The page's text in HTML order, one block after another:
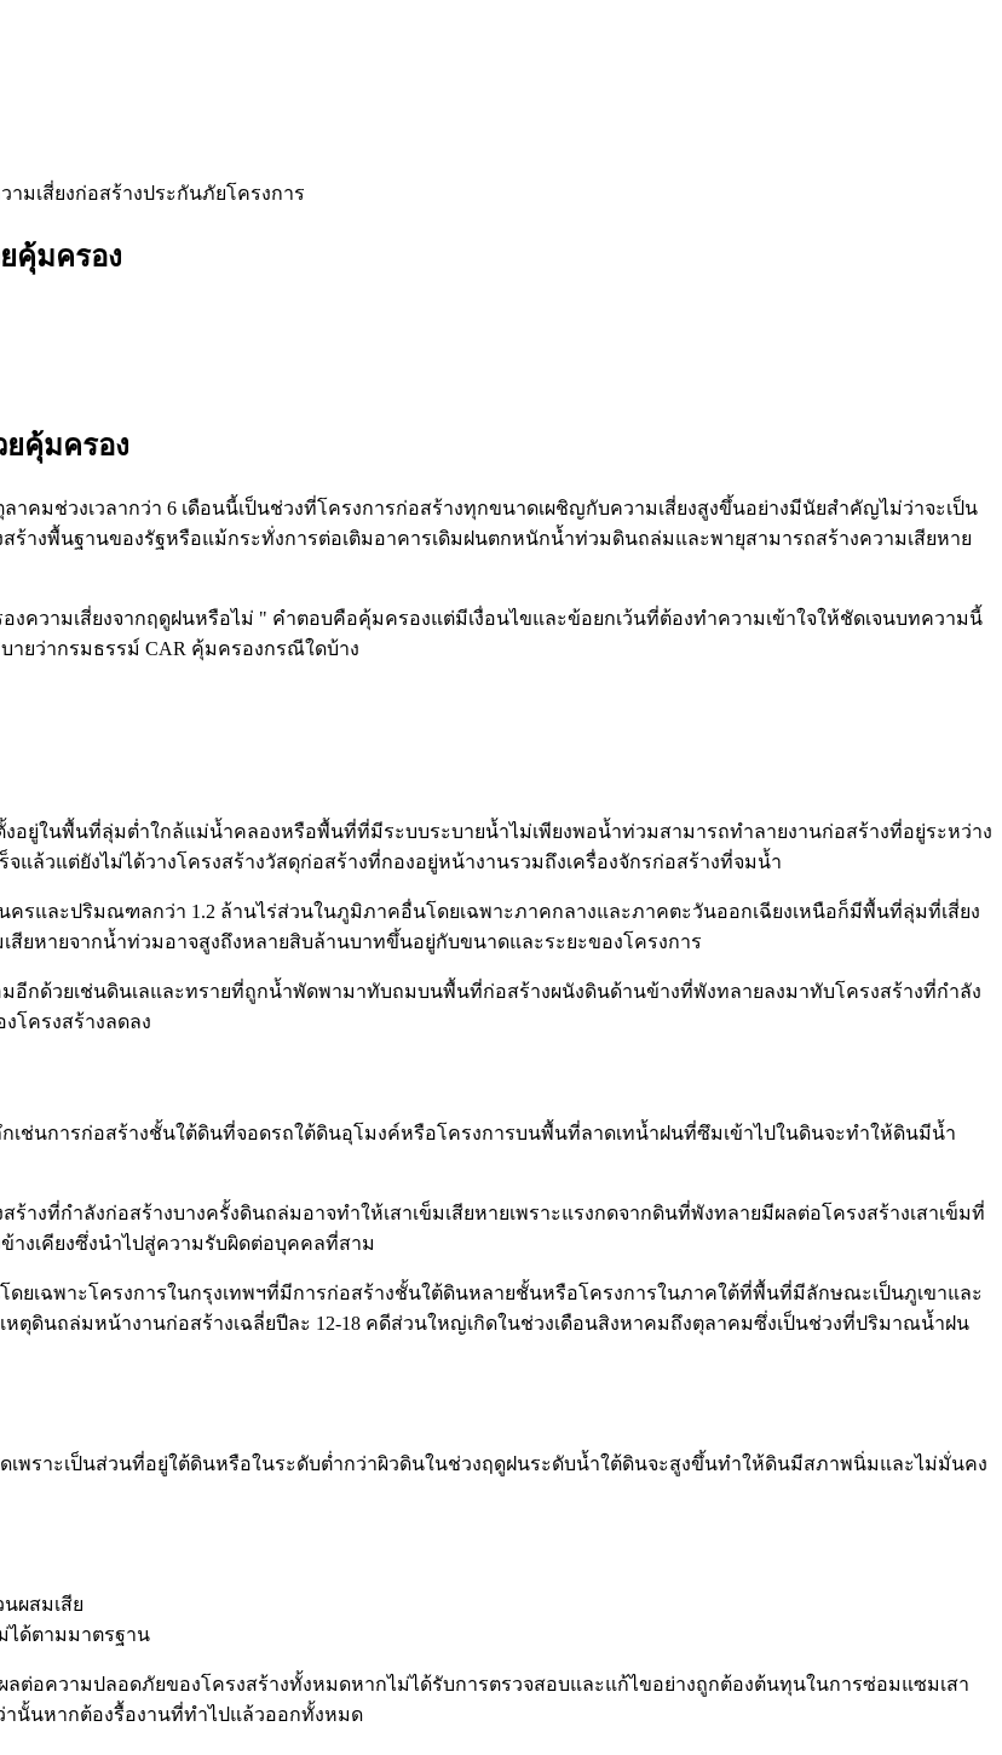
ามเสี่ยงก่อสร้างประกันภัยโครงการ
คุ้มครอง
ยคุ้มครอง
คมช่วงเวลากว่า 6 เดือนนี้เป็นช่วงที่โครงการก่อสร้างทุกขนาดเผชิญกับความเสี่ยงสูงขึ้นอย่างมีนัยสำคัญไม่ว่าจะเป็น
างพื้นฐานของรัฐหรือแม้กระทั่งการต่อเติมอาคารเดิมฝนตกหนักน้ำท่วมดินถล่มและพายุสามารถสร้างความเสียหาย
ความเสี่ยงจากฤดูฝนหรือไม่ " คำตอบคือคุ้มครองแต่มีเงื่อนไขและข้อยกเว้นที่ต้องทำความเข้าใจให้ชัดเจนบทความนี้
ายว่ากรมธรรม์ CAR คุ้มครองกรณีใดบ้าง
อยู่ในพื้นที่ลุ่มต่ำใกล้แม่น้ำคลองหรือพื้นที่ที่มีระบบระบายน้ำไม่เพียงพอน้ำท่วมสามารถทำลายงานก่อสร้างที่อยู่ระหว่าง
แล้วแต่ยังไม่ได้วางโครงสร้างวัสดุก่อสร้างที่กองอยู่หน้างานรวมถึงเครื่องจักรก่อสร้างที่จมน้ำ
รและปริมณฑลกว่า 1.2 ล้านไร่ส่วนในภูมิภาคอื่นโดยเฉพาะภาคกลางและภาคตะวันออกเฉียงเหนือก็มีพื้นที่ลุ่มที่เสี่ยง
ยหายจากน้ำท่วมอาจสูงถึงหลายสิบล้านบาทขึ้นอยู่กับขนาดและระยะของโครงการ
อีกด้วยเช่นดินเลและทรายที่ถูกน้ำพัดพามาทับถมบนพื้นที่ก่อสร้างผนังดินด้านข้างที่พังทลายลงมาทับโครงสร้างที่กำลัง
โครงสร้างลดลง
ช่นการก่อสร้างชั้นใต้ดินที่จอดรถใต้ดินอุโมงค์หรือโครงการบนพื้นที่ลาดเทน้ำฝนที่ซึมเข้าไปในดินจะทำให้ดินมีน้ำ
ที่กำลังก่อสร้างบางครั้งดินถล่มอาจทำให้เสาเข็มเสียหายเพราะแรงกดจากดินที่พังทลายมีผลต่อโครงสร้างเสาเข็มที่
างเคียงซึ่งนำไปสู่ความรับผิดต่อบุคคลที่สาม
ยเฉพาะโครงการในกรุงเทพฯที่มีการก่อสร้างชั้นใต้ดินหลายชั้นหรือโครงการในภาคใต้ที่พื้นที่มีลักษณะเป็นภูเขาและ
ตุดินถล่มหน้างานก่อสร้างเฉลี่ยปีละ 12-18 คดีส่วนใหญ่เกิดในช่วงเดือนสิงหาคมถึงตุลาคมซึ่งเป็นช่วงที่ปริมาณน้ำฝน
พราะเป็นส่วนที่อยู่ใต้ดินหรือในระดับต่ำกว่าผิวดินในช่วงฤดูฝนระดับน้ำใต้ดินจะสูงขึ้นทำให้ดินมีสภาพนิ่มและไม่มั่นคง
ผสมเสีย
ด้ตามมาตรฐาน
ลต่อความปลอดภัยของโครงสร้างทั้งหมดหากไม่ได้รับการตรวจสอบและแก้ไขอย่างถูกต้องต้นทุนในการซ่อมแซมเสา
านั้นหากต้องรื้องานที่ทำไปแล้วออกทั้งหมด